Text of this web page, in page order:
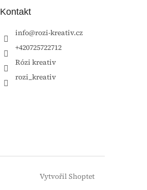
Kontakt
info@rozi-kreativ.cz
+420725722712
Rózi kreativ
rozi_kreativ
Vytvořil Shoptet